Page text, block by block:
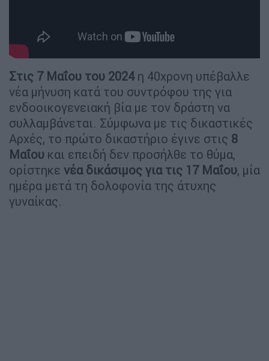
Στις 7 Μαΐου του 2024η 40χρονη υπέβαλλε
νέα μήνυση κατά του συντρόφου της για
ενδοοικογενειακή βία με τον δράστη να
συλλαμβάνεται. Σύμφωνα με τις δικαστικές
Αρχές, το πρώτο δικαστήριο έγινε στις 8
Μαΐου και επειδή δεν προσήλθε το θύμα,
ορίστηκε νέα δικάσιμος για τις 17 Μαΐου, μία
ημέρα μετά τη δολοφονία της άτυχης
γυναίκας.